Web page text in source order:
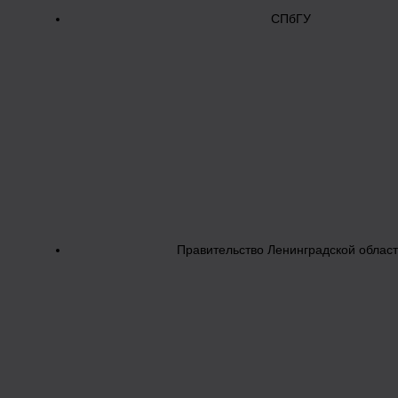
СПбГУ
Правительство Ленинградской